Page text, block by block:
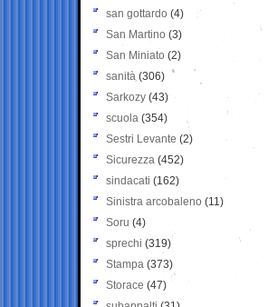
san gottardo (4)
San Martino (3)
San Miniato (2)
sanità (306)
Sarkozy (43)
scuola (354)
Sestri Levante (2)
Sicurezza (452)
sindacati (162)
Sinistra arcobaleno (11)
Soru (4)
sprechi (319)
Stampa (373)
Storace (47)